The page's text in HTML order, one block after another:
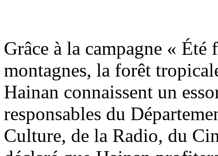
Grâce à la campagne « Été
montagnes, la forêt
Hainan connaissent un
responsables du
Culture, de la Radio, du